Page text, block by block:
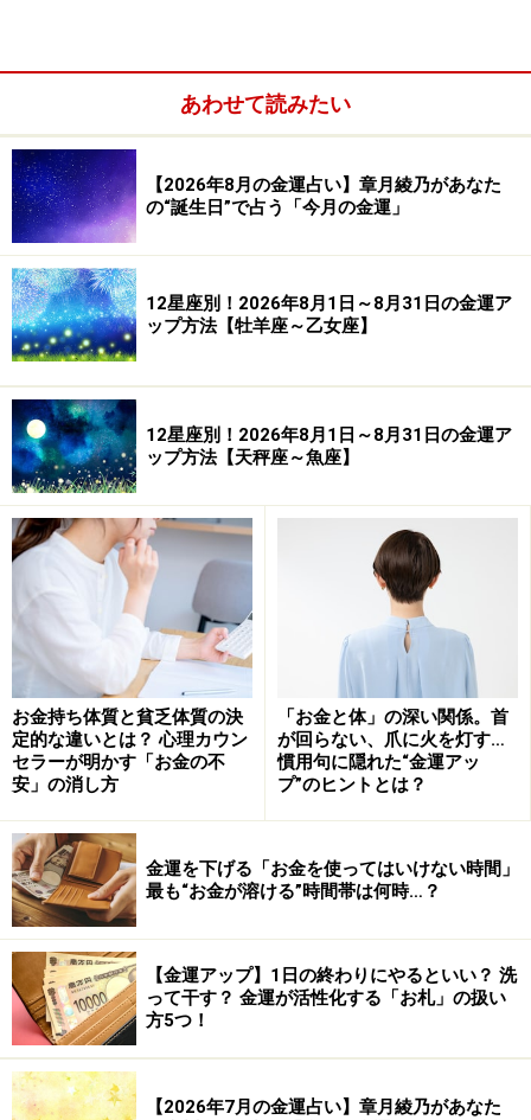
【2、11、20、29日生まれ】
コツコツ貯蓄タイプ。ある程度、手元にないと落ち着か
ない。お金の話は秘密主義。
【3、12、21、30日生まれ】
宵越しの銭はもたないタイプ。稼いだら稼いだ分だけ使
い切る傾向がありそう。
【4、13、22、31日生まれ】
先立つものは金タイプ。金銭感覚はリアルで、シビア。
リターンのない出費はしない。
【5、14、23日生まれ】
金が金を儲けるタイプ。投資のセンスあり。金銭感覚バ
ッチリ、アンテナも良好。
【6、15、24日生まれ】
大盤振る舞いタイプ。お金が入ったら、パーッと使う。
自分へのご褒美も買いがち。
【7、16、25日生まれ】
金は天下の回りものタイプ。あればあるなりに、なけれ
ばないなりに過ごせるタイプ。
【8、17、26日生まれ】
チリも積もれば山となるタイプ。お金に対して無頓着
で、成り行きに任せやすい。
【9、18、27日生まれ】
一獲千金タイプ。儲けることに貪欲。稼ぐスイッチが入
ると、収入アップが無限大。
あわせて読みたい
【2026年8月の金運占い】章月綾乃があなた
の“誕生日”で占う「今月の金運」
12星座別！2026年8月1日～8月31日の金運ア
ップ方法【牡羊座～乙女座】
12星座別！2026年8月1日～8月31日の金運ア
ップ方法【天秤座～魚座】
お金持ち体質と貧乏体質の決
定的な違いとは？ 心理カウン
セラーが明かす「お金の不
安」の消し方
「お金と体」の深い関係。首
が回らない、爪に火を灯す…
慣用句に隠れた“金運アッ
プ”のヒントとは？
金運を下げる「お金を使ってはいけない時間」
最も“お金が溶ける”時間帯は何時…？
【金運アップ】1日の終わりにやるといい？ 洗
って干す？ 金運が活性化する「お札」の扱い
方5つ！
【2026年7月の金運占い】章月綾乃があなた